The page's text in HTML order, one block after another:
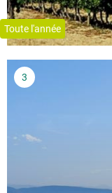
Toute l'année